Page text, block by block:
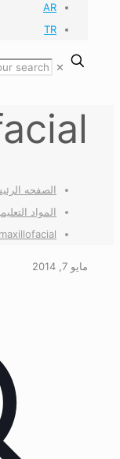
AR
TR
✕
الصفحه
المواد
maxillofacial
مايو 7, 2014